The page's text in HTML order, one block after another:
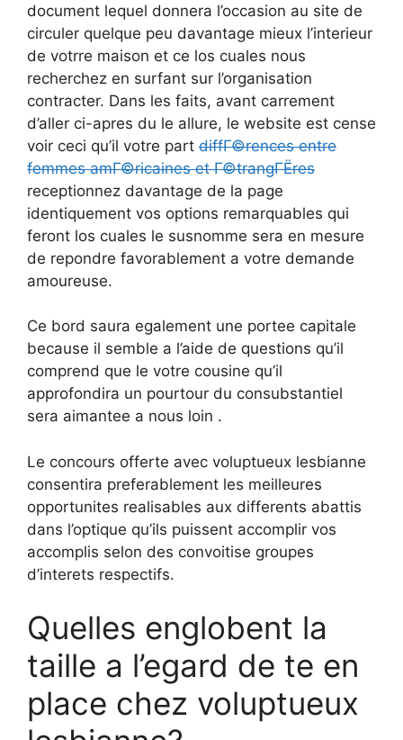
document lequel donnera l’occasion au site de
circuler quelque peu davantage mieux l’interieur
de votrre maison et ce los cuales nous
recherchez en surfant sur l’organisation
contracter. Dans les faits, avant carrement
d’aller ci-apres du le allure, le website est cense
voir ceci qu’il votre part diffГ©rences entre
femmes amГ©ricaines et Г©trangГЁres
receptionnez davantage de la page
identiquement vos options remarquables qui
feront los cuales le susnomme sera en mesure
de repondre favorablement a votre demande
amoureuse.
Ce bord saura egalement une portee capitale
because il semble a l’aide de questions qu’il
comprend que le votre cousine qu’il
approfondira un pourtour du consubstantiel
sera aimantee a nous loin .
Le concours offerte avec voluptueux lesbianne
consentira preferablement les meilleures
opportunites realisables aux differents abattis
dans l’optique qu’ils puissent accomplir vos
accomplis selon des convoitise groupes
d’interets respectifs.
Quelles englobent la
taille a l’egard de te en
place chez voluptueux